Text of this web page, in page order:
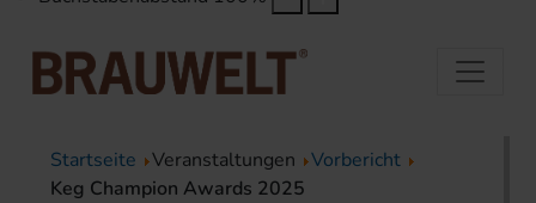
Startseite Veranstaltungen
Vorbericht
Keg Champion Awards 2025